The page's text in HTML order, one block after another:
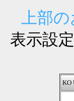
上部
表示設
KO